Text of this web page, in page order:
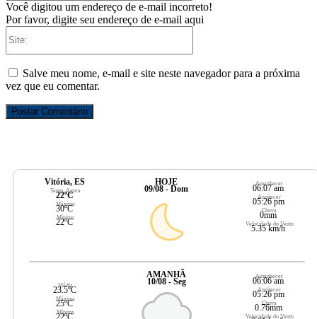
Você digitou um endereço de e-mail incorreto!
Por favor, digite seu endereço de e-mail aqui
Salve meu nome, e-mail e site neste navegador para a próxima
vez que eu comentar.
Vitória, ES
Temp. Agora
22ºC
Máxima
30ºC
Mínima
22ºC
HOJE
09/08 - Dom
Amanhecer
06:07 am
Anoitecer
05:26 pm
Chuva
0mm
Velocidade do Vento
5.35 km/h
Média
23.5ºC
Máxima
25ºC
Mínima
22ºC
AMANHÃ
10/08 - Seg
Amanhecer
06:06 am
Anoitecer
05:26 pm
Chuva
0.76mm
Velocidade do Vento